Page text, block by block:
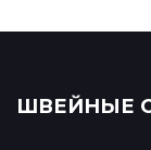
ШВЕЙНЫЕ